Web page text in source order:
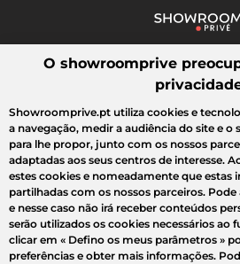
Pesquisar uma marca, um
Todas as vendas Moda Desporto
O showroomprive
Showroomprive.pt utiliza cookies e
a navegação, medir a audiência do site e o
para lhe propor, junto com os nossos
adaptadas aos seus centros de interesse.
estes cookies e nomeadamente que estas
partilhadas com os nossos parceiros.
e nesse caso não irá receber conteúdos
serão utilizados os cookies necessários ao
clicar em « Defino os meus parâmetros »
preferências e obter mais informações.